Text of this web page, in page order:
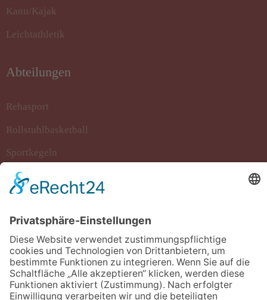
Kanu/Kajak
Leichtathletik
Abteilungen
Rehasport
Rollstuhlbasketball
Sportkegeln
Stockschiessen
Turnen/Fitness/Gymnastik
Volleyball
Kontakt